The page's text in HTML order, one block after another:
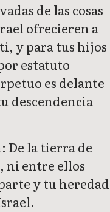
de las cosas
ofrecieren a
y para tus hijos
estatuto
es delante
descendencia
De la tierra de
ni entre ellos
y tu heredad